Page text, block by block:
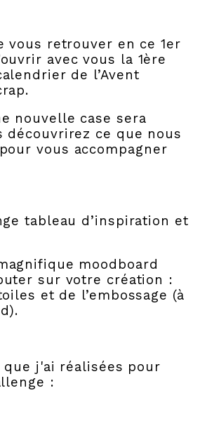
vous retrouver en ce 1er
avec vous la 1ère
de l’Avent
nouvelle case sera
découvrirez ce que nous
vous accompagner
tableau d’inspiration et
moodboard
sur votre création :
et de l’embossage (à
que j'ai réalisées pour
: